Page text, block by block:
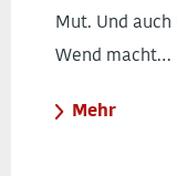
Mut. Und
Wend macht…
Mehr